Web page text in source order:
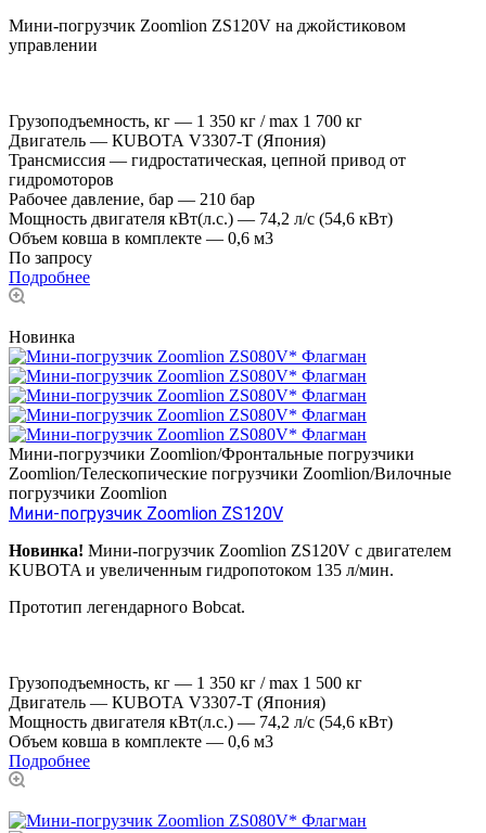
Мини-погрузчик Zооmlion ZS120V на джойстиковом
управлении
Грузоподъемность, кг — 1 350 кг / mах 1 700 кг
Двигатель — КUВОТА V3307-T (Япония)
Трансмиссия — гидростатическая, цепной привод от
гидромоторов
Рабочее давление, бар — 210 бар
Мощность двигателя кВт(л.с.) — 74,2 л/с (54,6 кВт)
Объем ковша в комплекте — 0,6 м3
По запросу
Подробнее
Новинка
Мини-погрузчики Zoomlion/Фронтальные погрузчики
Zoomlion/Телескопические погрузчики Zoomlion/Вилочные
погрузчики Zoomlion
Мини-погрузчик Zооmlion ZS120V
Новинка! Мини-погрузчик Zооmlion ZS120V с двигателем
KUBOTA и увеличенным гидропотоком 135 л/мин.
Прототип легендарного Bоbсat.
Грузоподъемность, кг — 1 350 кг / mах 1 500 кг
Двигатель — КUВОТА V3307-T (Япония)
Мощность двигателя кВт(л.с.) — 74,2 л/с (54,6 кВт)
Объем ковша в комплекте — 0,6 м3
Подробнее